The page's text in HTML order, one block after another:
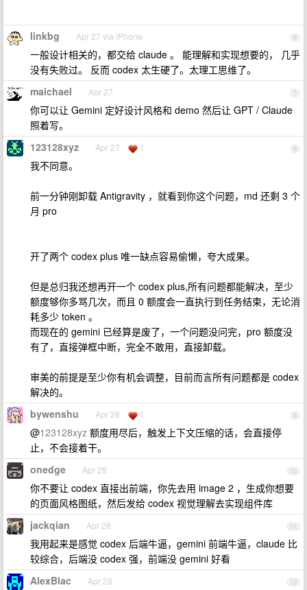
6
linkbg Apr 27 via iPhone
一般设计相关的，都交给 claude 。 能理解和实现想要的， 几乎
没有失败过。 反而 codex 太生硬了。太理工思维了。
7
maichael Apr 27
你可以让 Gemini 定好设计风格和 demo 然后让 GPT / Claude
照着写。
8
123128xyz Apr 27 1
我不同意。
前一分钟刚卸载 Antigravity ，就看到你这个问题，md 还剩 3 个
月 pro
开了两个 codex plus 唯一缺点容易偷懒，夸大成果。
但是总归我还想再开一个 codex plus,所有问题都能解决，至少
额度够你多骂几次，而且 0 额度会一直执行到任务结束，无论消
耗多少 token 。
而现在的 gemini 已经算是废了，一个问题没问完，pro 额度没
有了，直接弹框中断，完全不敢用，直接卸载。
审美的前提是至少你有机会调整，目前而言所有问题都是 codex
解决的。
9
bywenshu Apr 28 1
@123128xyz 额度用尽后，触发上下文压缩的话，会直接停
止，不会接着干。
10
onedge Apr 28
你不要让 codex 直接出前端，你先去用 image 2 ，生成你想要
的页面风格图纸，然后发给 codex 视觉理解去实现组件库
11
jackqian Apr 28
我用起来是感觉 codex 后端牛逼，gemini 前端牛逼，claude 比
较综合，后端没 codex 强，前端没 gemini 好看
12
AlexBlac Apr 28